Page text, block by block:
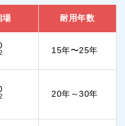
場 耐用年数
15年〜25年
20年～30年